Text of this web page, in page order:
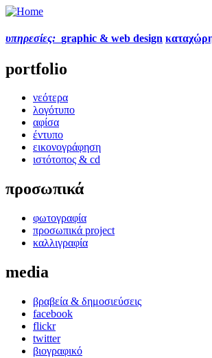
υπηρεσίες: graphic & web design
portfolio
νεότερα
λογότυπο
αφίσα
έντυπο
εικονογράφηση
ιστότοπος & cd
προσωπικά
φωτογραφία
προσωπικά project
καλλιγραφία
media
βραβεία & δημοσιεύσεις
facebook
flickr
twitter
βιογραφικό